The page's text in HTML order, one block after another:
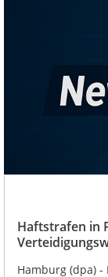
Haftstrafen in
Hamburg (dpa)